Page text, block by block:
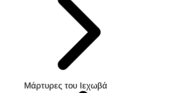
Μάρτυρες του Ιεχωβά